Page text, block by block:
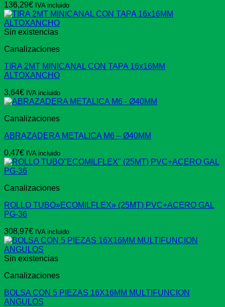
136,29€ IVA incluido
Sin existencias
Canalizaciones
TIRA 2MT MINICANAL CON TAPA 16x16MM
ALTOXANCHO
3,64€ IVA incluido
Canalizaciones
ABRAZADERA METALICA M6 – Ø40MM
0,47€ IVA incluido
Canalizaciones
ROLLO TUBO»ECOMILFLEX» (25MT) PVC+ACERO GAL
PG-36
308,97€ IVA incluido
Sin existencias
Canalizaciones
BOLSA CON 5 PIEZAS 16X16MM MULTIFUNCION
ANGULOS